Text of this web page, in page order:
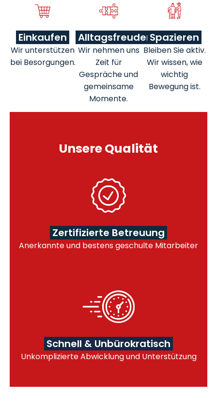
Einkaufen
Wir unterstützen
bei Besorgungen.
Alltagsfreuden
Wir nehmen uns
Zeit für
Gespräche und
gemeinsame
Momente.
Spazieren
Bleiben Sie aktiv.
Wir wissen, wie
wichtig
Bewegung ist.
Unsere Qualität
Zertifizierte Betreuung
Anerkannte und bestens geschulte Mitarbeiter
Schnell & Unbürokratisch
Unkomplizierte Abwicklung und Unterstützung